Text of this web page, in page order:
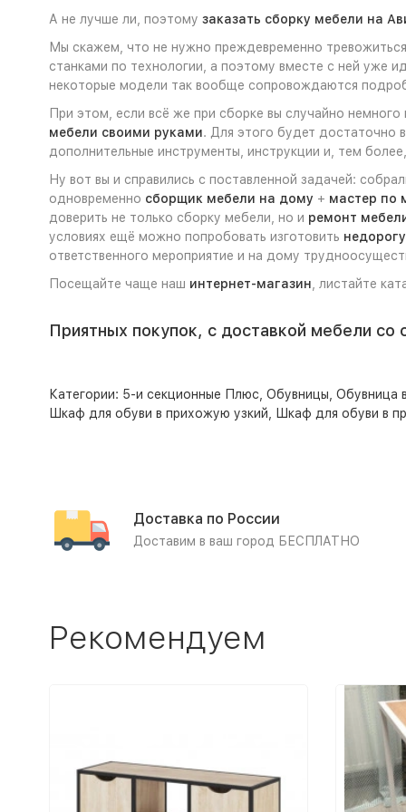
А не лучше ли, поэтому заказать сборку мебели на
Мы скажем, что не нужно преждевременно
станками по технологии, а поэтому вместе с ней уже
некоторые модели так вообще сопровождаются
При этом, если всё же при сборке вы случайно
мебели своими руками. Для этого будет достаточно
дополнительные инструменты, инструкции и, тем
Ну вот вы и справились с поставленной задачей:
одновременно сборщик мебели на дому + мастер по
доверить не только сборку мебели, но и ремонт
условиях ещё можно попробовать изготовить
ответственного мероприятие и на дому
Посещайте чаще наш интернет-магазин , листайте
Приятных покупок, с доставкой мебели со
Категории: 5-и секционные Плюс Обувницы Обувница
Шкаф для обуви в прихожую узкий
Шкаф для обуви в
Доставка по России
Доставим в ваш город БЕСПЛАТНО
Рекомендуем